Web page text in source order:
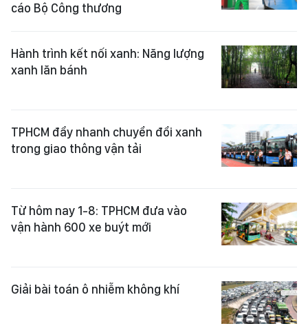
cáo Bộ Công thương
Hành trình kết nối xanh: Năng lượng
xanh lăn bánh
TPHCM đẩy nhanh chuyển đổi xanh
trong giao thông vận tải
Từ hôm nay 1-8: TPHCM đưa vào
vận hành 600 xe buýt mới
Giải bài toán ô nhiễm không khí